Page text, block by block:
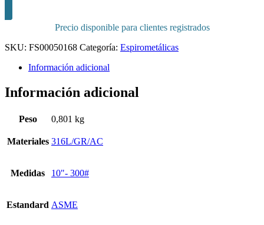
Precio disponible para clientes registrados
SKU: FS00050168 Categoría: Espirometálicas
Información adicional
Información adicional
Peso 0,801 kg
Materiales 316L/GR/AC
Medidas 10"- 300#
Estandard ASME